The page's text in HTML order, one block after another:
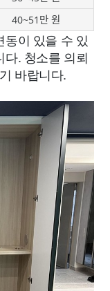
40~51만 원
동이 있을 수 있
다. 청소를 의뢰
바랍니다.